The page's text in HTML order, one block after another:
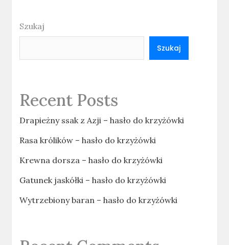
Szukaj
Szukaj
Recent Posts
Drapieżny ssak z Azji – hasło do krzyżówki
Rasa królików – hasło do krzyżówki
Krewna dorsza – hasło do krzyżówki
Gatunek jaskółki – hasło do krzyżówki
Wytrzebiony baran – hasło do krzyżówki